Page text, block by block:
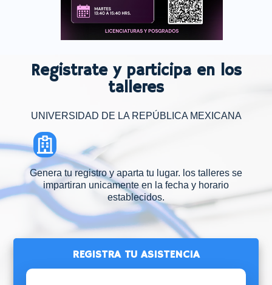
Registrate y participa en los
talleres
UNIVERSIDAD DE LA REPÚBLICA MEXICANA
Genera tu registro y aparta tu lugar. los talleres se
impartiran unicamente en la fecha y horario
establecidos.
REGISTRA TU ASISTENCIA